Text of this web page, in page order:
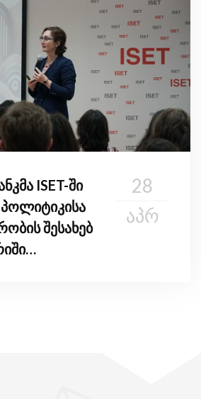
ISET-ში
შესახებ
28
ᲐᲞᲠ